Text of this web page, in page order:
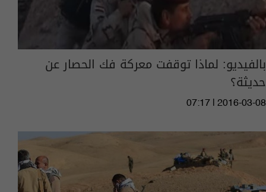
بالفيديو: لماذا توقفت معركة فك الحصار عن
حديثة؟
07:17 | 2016-03-08